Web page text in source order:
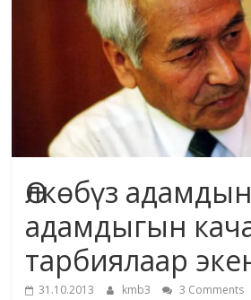
Өлкөбүз адамдын
адамдыгын
тарбиялаар
31.10.2013 kmb3 3 Comments